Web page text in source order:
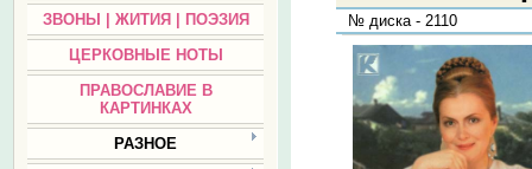
ЗВОНЫ | ЖИТИЯ | ПОЭЗИЯ
ЦЕРКОВНЫЕ НОТЫ
ПРАВОСЛАВИЕ В
КАРТИНКАХ
РАЗНОЕ
№ диска - 2110